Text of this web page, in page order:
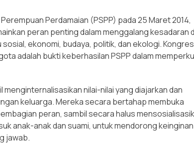
Perdamaian (PSPP) pada 25 Maret 2014,
peran penting dalam menggalang kesadaran
ekonomi, budaya, politik, dan ekologi. Kongres
adalah bukti keberhasilan PSPP dalam
nilai-nilai yang diajarkan dan
keluarga. Mereka secara bertahap membuka
peran, sambil secara halus
anak-anak dan suami, untuk mendorong keinginan
jawab.